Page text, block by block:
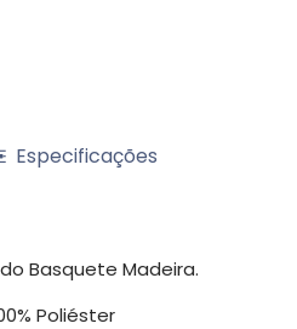
Especificações
Basquete Madeira.
Poliéster